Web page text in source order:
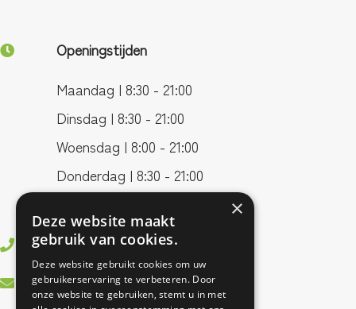
Openingstijden
Maandag | 8:30 - 21:00
Dinsdag | 8:30 - 21:00
Woensdag | 8:00 - 21:00
Donderdag | 8:30 - 21:00
0499 - 37 83 55
info@bestfitfysiotherapie.nl
×
Deze website maakt
gebruik van cookies.
Deze website gebruikt cookies om uw
gebruikerservaring te verbeteren. Door
onze website te gebruiken, stemt u in met